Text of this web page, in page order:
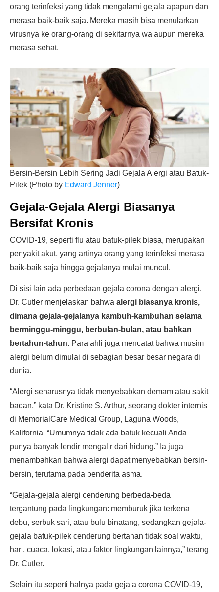
orang terinfeksi yang tidak mengalami gejala apapun dan
merasa baik-baik saja. Mereka masih bisa menularkan
virusnya ke orang-orang di sekitarnya walaupun mereka
merasa sehat.
Bersin-Bersin Lebih Sering Jadi Gejala Alergi atau Batuk-
Pilek (Photo by Edward Jenner)
Gejala-Gejala Alergi Biasanya
Bersifat Kronis
COVID-19, seperti flu atau batuk-pilek biasa, merupakan
penyakit akut, yang artinya orang yang terinfeksi merasa
baik-baik saja hingga gejalanya mulai muncul.
Di sisi lain ada perbedaan gejala corona dengan alergi.
Dr. Cutler menjelaskan bahwa alergi biasanya kronis,
dimana gejala-gejalanya kambuh-kambuhan selama
berminggu-minggu, berbulan-bulan, atau bahkan
bertahun-tahun. Para ahli juga mencatat bahwa musim
alergi belum dimulai di sebagian besar besar negara di
dunia.
“Alergi seharusnya tidak menyebabkan demam atau sakit
badan,” kata Dr. Kristine S. Arthur, seorang dokter internis
di MemorialCare Medical Group, Laguna Woods,
Kalifornia. “Umumnya tidak ada batuk kecuali Anda
punya banyak lendir mengalir dari hidung.” Ia juga
menambahkan bahwa alergi dapat menyebabkan bersin-
bersin, terutama pada penderita asma.
“Gejala-gejala alergi cenderung berbeda-beda
tergantung pada lingkungan: memburuk jika terkena
debu, serbuk sari, atau bulu binatang, sedangkan gejala-
gejala batuk-pilek cenderung bertahan tidak soal waktu,
hari, cuaca, lokasi, atau faktor lingkungan lainnya,” terang
Dr. Cutler.
Selain itu seperti halnya pada gejala corona COVID-19,